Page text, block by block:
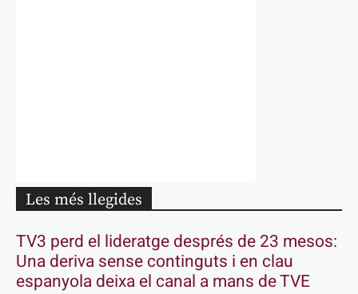
Les més llegides
TV3 perd el lideratge després de 23 mesos:
Una deriva sense continguts i en clau
espanyola deixa el canal a mans de TVE